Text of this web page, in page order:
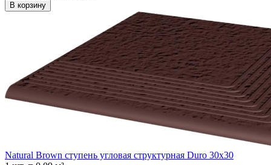
В корзину
Natural Brown ступень угловая структурная Duro 30x30